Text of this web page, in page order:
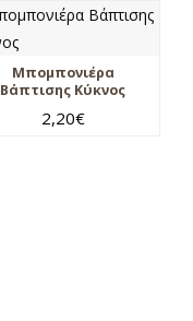
Μπομπονιέρα
Βάπτισης Κύκνος
2,20€